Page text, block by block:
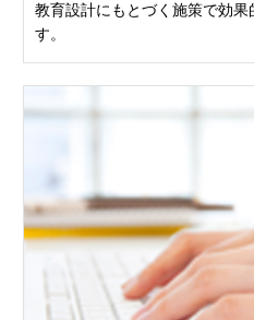
教育設計にもとづく施策で効
す。